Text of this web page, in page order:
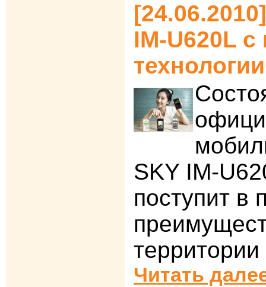
IM-U620L
SKY IM-
поступит в
Читать